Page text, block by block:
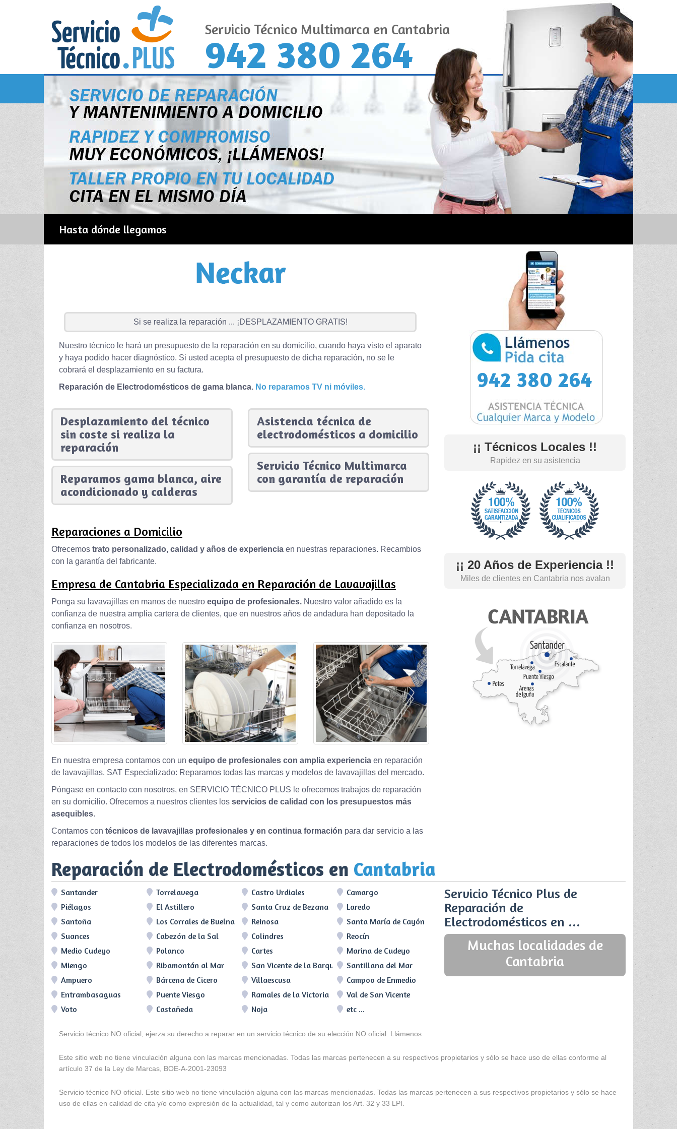
Servicio Técnico Multimarca en Cantabria
942 380 264
Hasta dónde llegamos
Si se realiza la reparación ... ¡DESPLAZAMIENTO GRATIS!
Nuestro técnico le hará un presupuesto de la reparación en su domicilio, cuando haya visto el aparato
y haya podido hacer diagnóstico. Si usted acepta el presupuesto de dicha reparación, no se le
cobrará el desplazamiento en su factura.
Reparación de Electrodomésticos de gama blanca. No reparamos TV ni móviles.
Desplazamiento del técnico
sin coste si realiza la
reparación
Reparamos gama blanca, aire
acondicionado y calderas
Asistencia técnica de
electrodomésticos a domicilio
Servicio Técnico Multimarca
con garantía de reparación
Reparaciones a Domicilio
Ofrecemos trato personalizado, calidad y años de experiencia en nuestras reparaciones. Recambios
con la garantía del fabricante.
Empresa de Cantabria Especializada en Reparación de Lavavajillas
Ponga su lavavajillas en manos de nuestro equipo de profesionales. Nuestro valor añadido es la
confianza de nuestra amplia cartera de clientes, que en nuestros años de andadura han depositado la
confianza en nosotros.
En nuestra empresa contamos con un equipo de profesionales con amplia experiencia en reparación
de lavavajillas. SAT Especializado: Reparamos todas las marcas y modelos de lavavajillas del mercado.
Póngase en contacto con nosotros, en SERVICIO TÉCNICO PLUS le ofrecemos trabajos de reparación
en su domicilio. Ofrecemos a nuestros clientes los servicios de calidad con los presupuestos más
asequibles.
Contamos con técnicos de lavavajillas profesionales y en continua formación para dar servicio a las
reparaciones de todos los modelos de las diferentes marcas.
942 380 264
¡¡ Técnicos Locales !!
Rapidez en su asistencia
¡¡ 20 Años de Experiencia !!
Miles de clientes en Cantabria nos avalan
Reparación de Electrodomésticos en Cantabria
Santander Torrelavega Castro Urdiales
Camargo
Piélagos
El Astillero Santa Cruz de Bezana
Laredo
Santoña
Los Corrales de Buelna Reinosa
Santa María de Cayón
Suances
Cabezón de la Sal Colindres
Reocín
Medio Cudeyo
Polanco Cartes
Marina de Cudeyo
Miengo
Ribamontán al Mar San Vicente de la Barquera Santillana del Mar
Ampuero
Bárcena de Cicero Villaescusa
Campoo de Enmedio
Entrambasaguas
Puente Viesgo Ramales de la Victoria
Val de San Vicente
Voto
Castañeda Noja etc ...
Servicio Técnico Plus de
Reparación de
Electrodomésticos en ...
Muchas localidades de
Cantabria
Servicio técnico NO oficial, ejerza su derecho a reparar en un servicio técnico de su elección NO oficial. Llámenos
Este sitio web no tiene vinculación alguna con las marcas mencionadas. Todas las marcas pertenecen a su respectivos propietarios y sólo se hace uso de ellas conforme al
artículo 37 de la Ley de Marcas, BOE-A-2001-23093
Servicio técnico NO oficial. Este sitio web no tiene vinculación alguna con las marcas mencionadas. Todas las marcas pertenecen a sus respectivos propietarios y sólo se hace
uso de ellas en calidad de cita y/o como expresión de la actualidad, tal y como autorizan los Art. 32 y 33 LPI.